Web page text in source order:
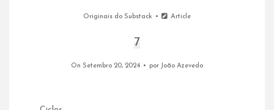
Originais do Substack Article
7
On Setembro 20, 2024 por João Azevedo